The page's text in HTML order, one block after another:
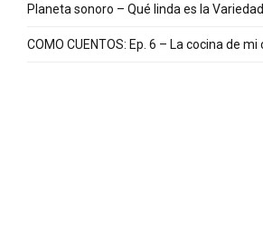
Planeta sonoro – Qué linda es la
COMO CUENTOS: Ep. 6 – La cocina de mi